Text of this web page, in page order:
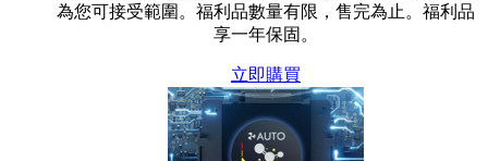
為您可接受範圍。福利品數量有限，售完為止。福利品
享一年保固。
立即購買